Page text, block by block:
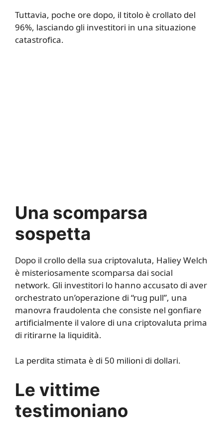
Tuttavia, poche ore dopo, il titolo è crollato del
96%, lasciando gli investitori in una situazione
catastrofica.
Una scomparsa
sospetta
Dopo il crollo della sua criptovaluta, Haliey Welch
è misteriosamente scomparsa dai social
network. Gli investitori lo hanno accusato di aver
orchestrato un’operazione di “rug pull”, una
manovra fraudolenta che consiste nel gonfiare
artificialmente il valore di una criptovaluta prima
di ritirarne la liquidità.
La perdita stimata è di 50 milioni di dollari.
Le vittime
testimoniano